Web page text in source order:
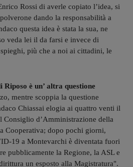
Rossi di averle copiato l’idea, si
dando la responsabilità a
questa idea è stata la sua, ne
veda lei il da farsi e invece di
più che a noi ai cittadini, le
è un’ altra questione
mentre scoppia la questione
Chiassai elogia ai quattro venti il
Consiglio d’Amministrazione della
Cooperativa; dopo pochi giorni,
19 a Montevarchi è diventata fuori
pubblicamente la Regione, la ASL e
un esposto alla Magistratura".